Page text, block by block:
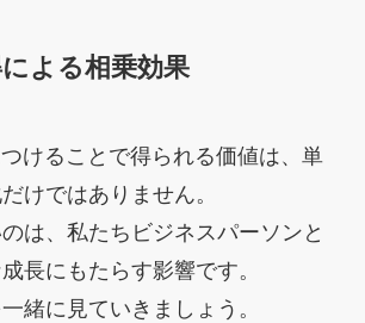
よる相乗効果
けることで得られる価値は、単
けではありません。
は、私たちビジネスパーソンと
長にもたらす影響です。
緒に見ていきましょう。